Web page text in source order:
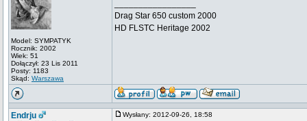
Model: SYMPATYK
Rocznik: 2002
Wiek: 51
Dołączył: 23 Lis 2011
Posty: 1183
Skąd: Warszawa
Drag Star 650 custom 2000
HD FLSTC Heritage 2002
Endrju Wysłany: 2012-09-26, 18:58